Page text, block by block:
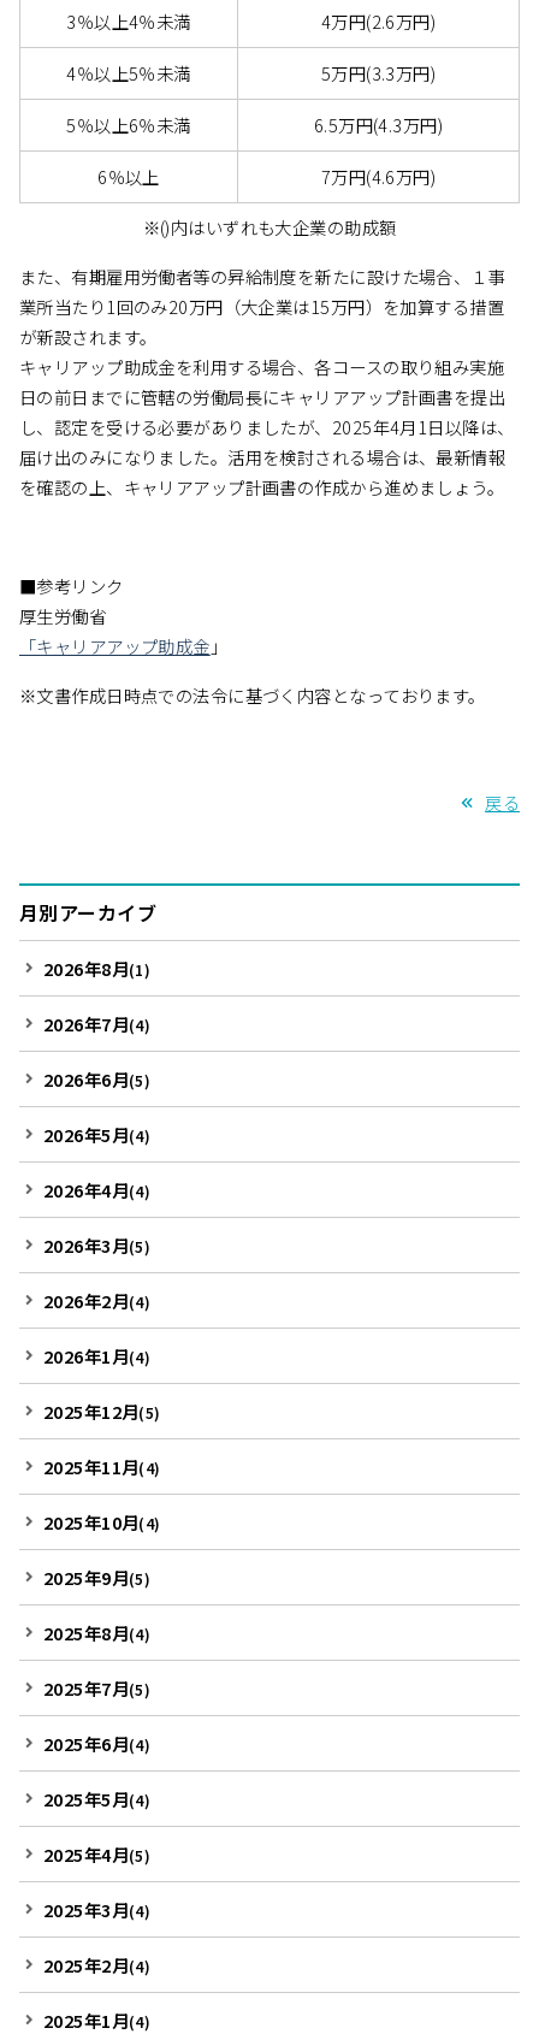
3％以上4％未満 4万円(2.6万円)
4％以上5％未満 5万円(3.3万円)
5％以上6％未満 6.5万円(4.3万円)
6％以上
7万円(4.6万円)
※()内はいずれも大企業の助成額
また、有期雇用労働者等の昇給制度を新たに設けた場合、１事
業所当たり1回のみ20万円（大企業は15万円）を加算する措置
が新設されます。
キャリアップ助成金を利用する場合、各コースの取り組み実施
日の前日までに管轄の労働局長にキャリアアップ計画書を提出
し、認定を受ける必要がありましたが、2025年4月1日以降は、
届け出のみになりました。活用を検討される場合は、最新情報
を確認の上、キャリアアップ計画書の作成から進めましょう。
■参考リンク
厚生労働省
「キャリアアップ助成金 」
※文書作成日時点での法令に基づく内容となっております。
戻る
月別アーカイブ
2026年8月(1)
2026年7月(4)
2026年6月(5)
2026年5月(4)
2026年4月(4)
2026年3月(5)
2026年2月(4)
2026年1月(4)
2025年12月(5)
2025年11月(4)
2025年10月(4)
2025年9月(5)
2025年8月(4)
2025年7月(5)
2025年6月(4)
2025年5月(4)
2025年4月(5)
2025年3月(4)
2025年2月(4)
2025年1月(4)